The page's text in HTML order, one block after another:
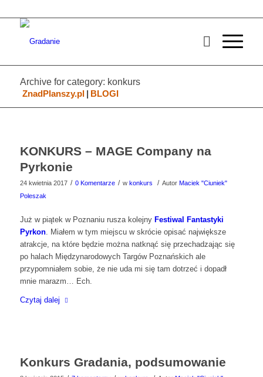
Archive for category: konkurs
ZnadPlanszy.pl | BLOGI
KONKURS – MAGE Company na
Pyrkonie
24 kwietnia 2017 / 0 Komentarze / w konkurs / Autor Maciek "Ciuniek"
Poleszak
Już w piątek w Poznaniu rusza kolejny Festiwal Fantastyki
Pyrkon. Miałem w tym miejscu w skrócie opisać największe
atrakcje, na które będzie można natknąć się przechadzając się
po halach Międzynarodowych Targów Poznańskich ale
przypomniałem sobie, że nie uda mi się tam dotrzeć i dopadł
mnie marazm… Ech.
Czytaj dalej
Konkurs Gradania, podsumowanie